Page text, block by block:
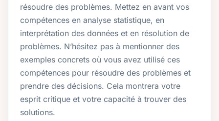
résoudre des problèmes. Mettez en avant vos
compétences en analyse statistique, en
interprétation des données et en résolution de
problèmes. N’hésitez pas à mentionner des
exemples concrets où vous avez utilisé ces
compétences pour résoudre des problèmes et
prendre des décisions. Cela montrera votre
esprit critique et votre capacité à trouver des
solutions.